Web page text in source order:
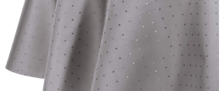
O nás Blog Doprava
Kontakt
Obchodné podmienky
Podmienky ochrany osobných údajov
Reklamačný poriadok
Vrátenie tovaru